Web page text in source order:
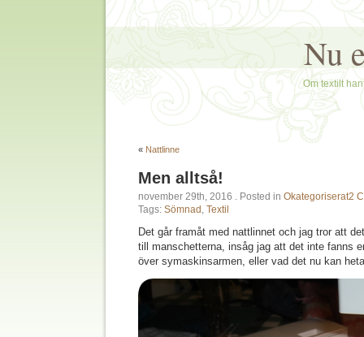
Nu
Om textilt
« Nattlinne
Men alltså!
november 29th, 2016 . Posted in Okategoriserat2
Tags: Sömnad , Textil
Det går framåt med nattlinnet och jag tror att
till manschetterna, insåg jag att det inte fanns
över symaskinsarmen, eller vad det nu kan